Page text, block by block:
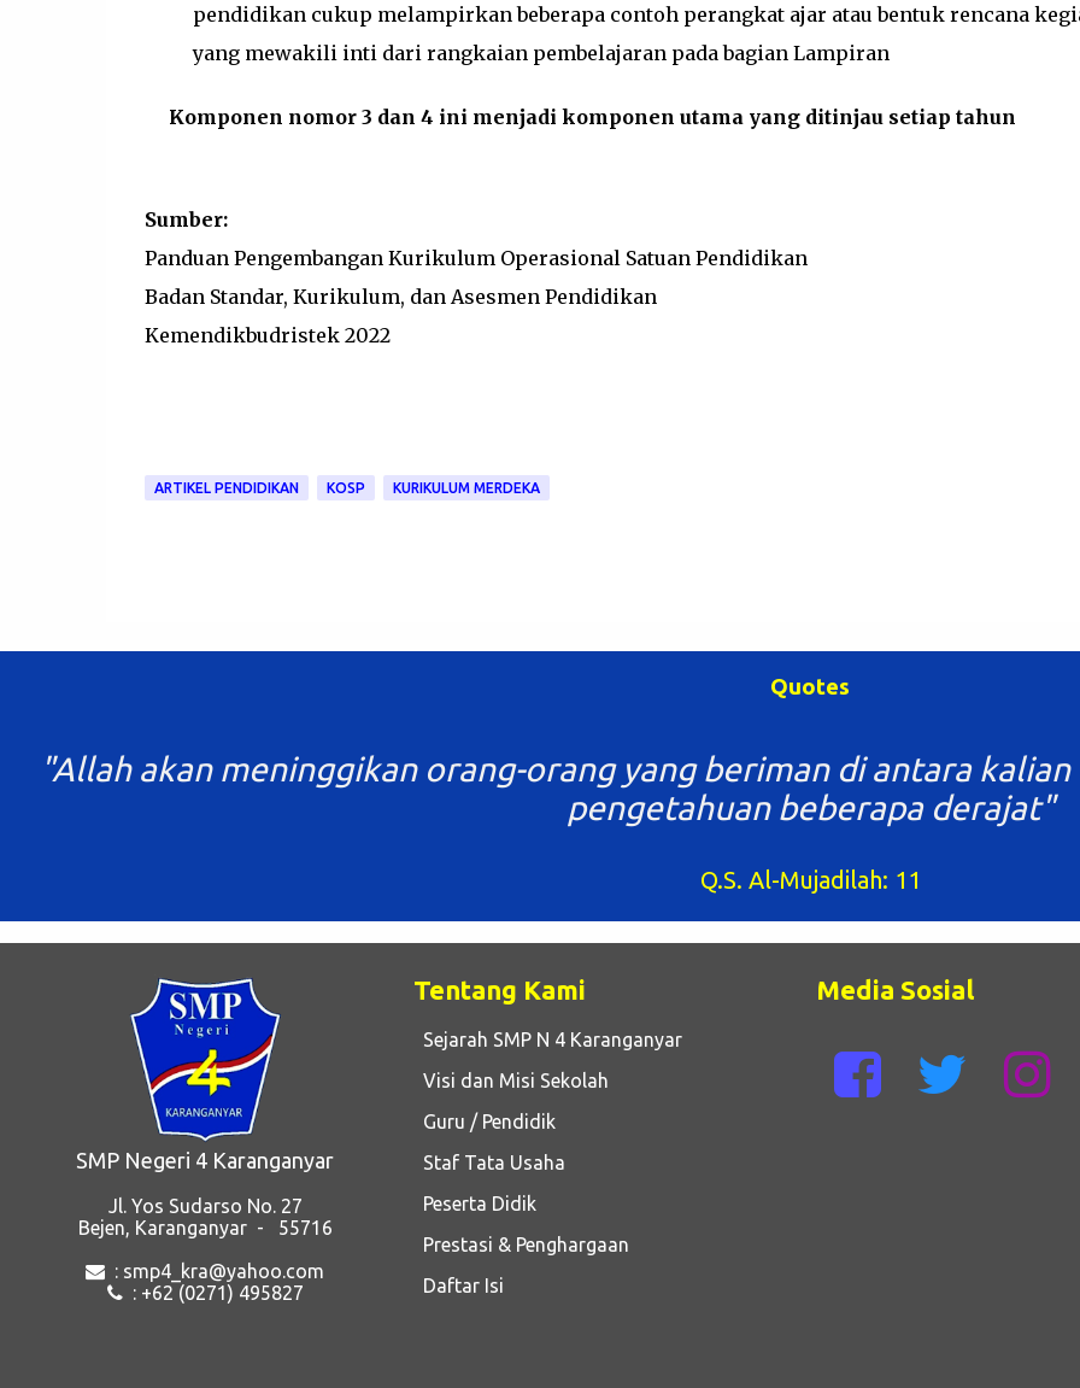
pendidikan cukup melampirkan beberapa contoh perangkat ajar atau bentuk rencana
yang mewakili inti dari rangkaian pembelajaran pada bagian Lampiran
Komponen nomor 3 dan 4 ini menjadi komponen utama yang ditinjau setiap tahun
Sumber:
Panduan Pengembangan Kurikulum Operasional Satuan Pendidikan
Badan Standar, Kurikulum, dan Asesmen Pendidikan
Kemendikbudristek 2022
ARTIKEL PENDIDIKAN KOSP KURIKULUM MERDEKA
Quotes
"Tuntutlah ilmu mulai dari buaian hingga
Al Hadits
SMP Negeri 4 Karanganyar
Jl. Yos Sudarso No. 27
Bejen, Karanganyar - 55716
: smp4_kra@yahoo.com
: +62 (0271) 495827
Tentang Kami
Sejarah SMP N 4 Karanganyar
Visi dan Misi Sekolah
Guru / Pendidik
Staf Tata Usaha
Peserta Didik
Prestasi & Penghargaan
Daftar Isi
Media Sosial